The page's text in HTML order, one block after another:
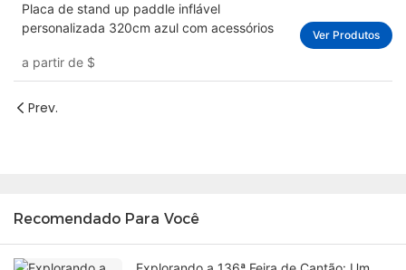
Placa de stand up paddle inflável
personalizada 320cm azul com acessórios
a partir de $
Ver Produtos
Prev.
Recomendado Para Você